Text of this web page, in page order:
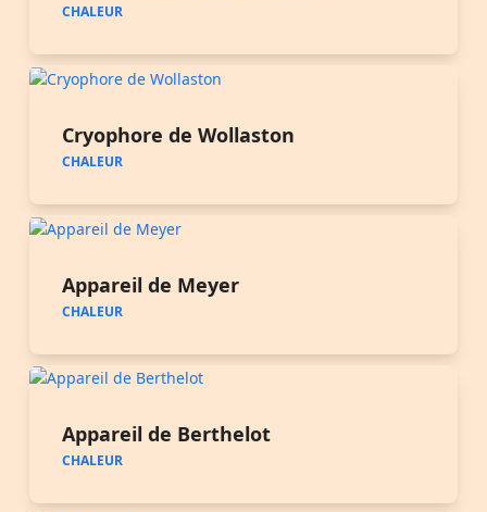
CHALEUR
Cryophore de Wollaston
CHALEUR
Appareil de Meyer
CHALEUR
Appareil de Berthelot
CHALEUR